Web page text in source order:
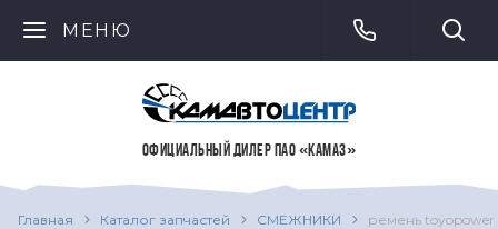
МЕНЮ
ОФИЦИАЛЬНЫЙ ДИЛЕР ПАО «КАМАЗ»
Главная Каталог запчастей СМЕЖНИКИ ремень toyopower